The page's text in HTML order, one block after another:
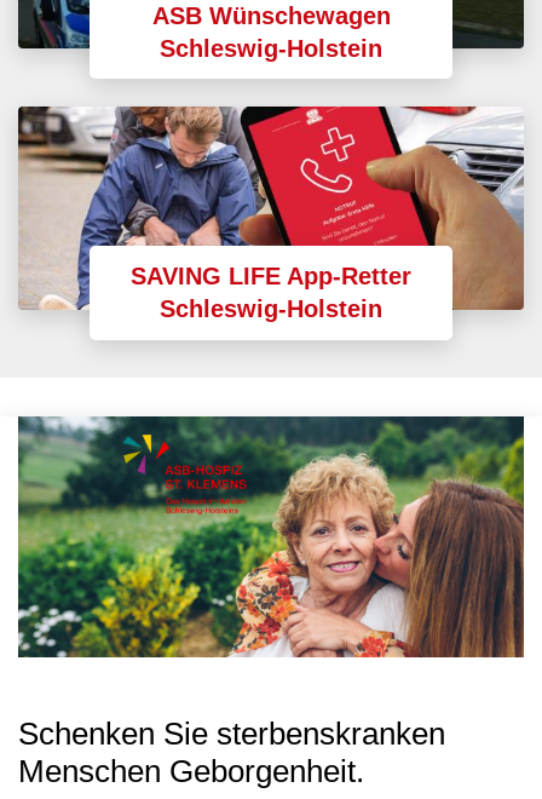
ASB Wünschewagen
Schleswig-Holstein
SAVING LIFE App-Retter
Schleswig-Holstein
Schenken Sie sterbenskranken
Menschen Geborgenheit.